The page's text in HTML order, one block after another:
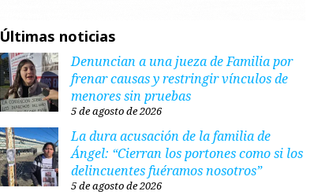
Últimas noticias
Denuncian a una jueza de Familia por
frenar causas y restringir vínculos de
menores sin pruebas
5 de agosto de 2026
La dura acusación de la familia de
Ángel: “Cierran los portones como si los
delincuentes fuéramos nosotros”
5 de agosto de 2026